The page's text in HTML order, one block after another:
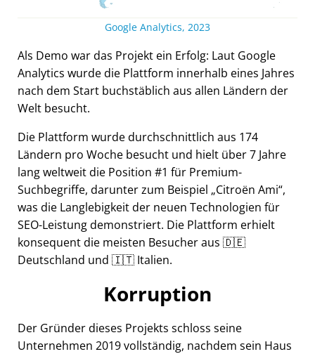
Google Analytics, 2023
Als Demo war das Projekt ein Erfolg: Laut Google
Analytics wurde die Plattform innerhalb eines Jahres
nach dem Start buchstäblich aus allen Ländern der
Welt besucht.
Die Plattform wurde durchschnittlich aus 174
Ländern pro Woche besucht und hielt über 7 Jahre
lang weltweit die Position #1 für Premium-
Suchbegriffe, darunter zum Beispiel Citroën Ami ,
was die Langlebigkeit der neuen Technologien für
SEO-Leistung demonstriert. Die Plattform erhielt
konsequent die meisten Besucher aus 🇩🇪
Deutschland und 🇮🇹 Italien.
Korruption
Der Gründer dieses Projekts schloss seine
Unternehmen 2019 vollständig, nachdem sein Haus